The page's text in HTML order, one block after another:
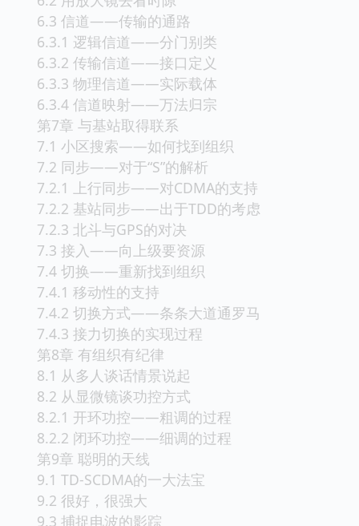
6.3 信道——传输的通路
6.3.1 逻辑信道——分门别类
6.3.2 传输信道——接口定义
6.3.3 物理信道——实际载体
6.3.4 信道映射——万法归宗
第7章 与基站取得联系
7.1 小区搜索——如何找到组织
7.2 同步——对于“S”的解析
7.2.1 上行同步——对CDMA的支持
7.2.2 基站同步——出于TDD的考虑
7.2.3 北斗与GPS的对决
7.3 接入——向上级要资源
7.4 切换——重新找到组织
7.4.1 移动性的支持
7.4.2 切换方式——条条大道通罗马
7.4.3 接力切换的实现过程
第8章 有组织有纪律
8.1 从多人谈话情景说起
8.2 从显微镜谈功控方式
8.2.1 开环功控——粗调的过程
8.2.2 闭环功控——细调的过程
第9章 聪明的天线
9.1 TD-SCDMA的一大法宝
9.2 很好，很强大
9.3 捕捉电波的影踪